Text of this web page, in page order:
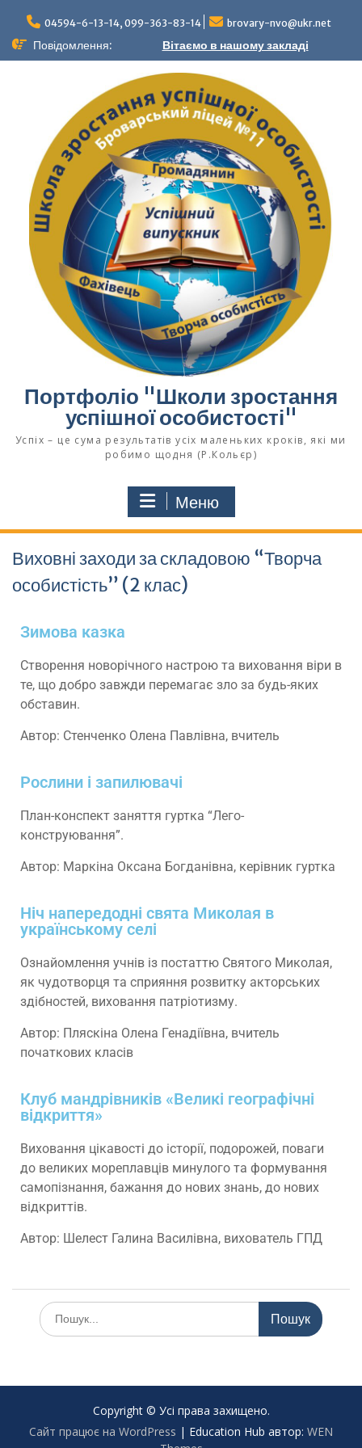
04594-6-13-14, 099-363-83-14 brovary-nvo@ukr.net
Повідомлення: Вітаємо в нашому закладі
Портфоліо "Школи зростання
успішної особистості"
Успіх – це сума результатів усіх маленьких кроків, які ми
робимо щодня (Р.Кольєр)
Меню
Виховні заходи за складовою “Творча
особистість” (2 клас)
Зимова казка
Створення новорічного настрою та виховання віри в
те, що добро завжди перемагає зло за будь-яких
обставин.
Автор: Стенченко Олена Павлівна, вчитель
Рослини і запилювачі
План-конспект заняття гуртка “Лего-
конструювання”.
Автор: Маркіна Оксана Богданівна, керівник гуртка
Ніч напередодні свята Миколая в
українському селі
Ознайомлення учнів із постаттю Святого Миколая,
як чудотворця та сприяння розвитку акторських
здібностей, виховання патріотизму.
Автор: Пляскіна Олена Генадіївна, вчитель
початкових класів
Клуб мандрівників «Великі географічні
відкриття»
Виховання цікавості до історії, подорожей, поваги
до великих мореплавців минулого та формування
самопізнання, бажання до нових знань, до нових
відкриттів.
Автор: Шелест Галина Василівна, вихователь ГПД
Copyright © Усі права захищено.
Сайт працює на WordPress | Education Hub автор: WEN